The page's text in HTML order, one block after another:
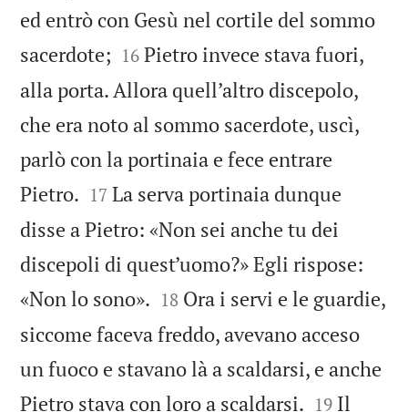
ed entrò con Gesù nel cortile del sommo
sacerdote; 

16 Pietro invece stava fuori,
alla porta. Allora quell’altro discepolo,
che era noto al sommo sacerdote, uscì,
parlò con la portinaia e fece entrare
Pietro. 

17 La serva portinaia dunque
disse a Pietro: «Non sei anche tu dei
discepoli di quest’uomo?» Egli rispose:
«Non lo sono». 

18 Ora i servi e le guardie,
siccome faceva freddo, avevano acceso
un fuoco e stavano là a scaldarsi, e anche
Pietro stava con loro a scaldarsi. 

19 Il